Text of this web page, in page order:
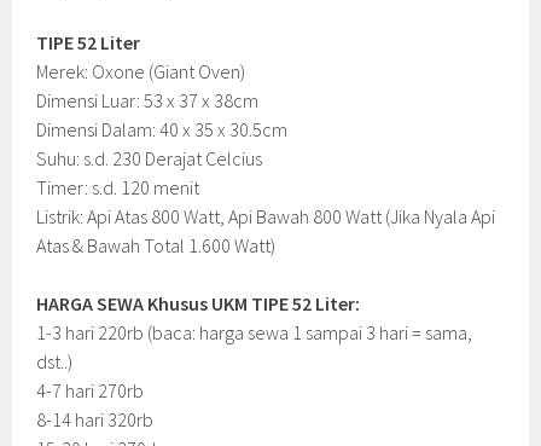
TIPE 52 Liter
Merek: Oxone (Giant Oven)
Dimensi Luar: 53 x 37 x 38cm
Dimensi Dalam: 40 x 35 x 30.5cm
Suhu: s.d. 230 Derajat Celcius
Timer: s.d. 120 menit
Listrik: Api Atas 800 Watt, Api Bawah 800 Watt (Jika Nyala Api
Atas & Bawah Total 1.600 Watt)
HARGA SEWA Khusus UKM TIPE 52 Liter:
1-3 hari 220rb (baca: harga sewa 1 sampai 3 hari = sama,
dst..)
4-7 hari 270rb
8-14 hari 320rb